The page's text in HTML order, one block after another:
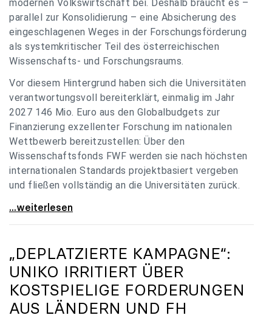
modernen Volkswirtschaft bei. Deshalb braucht es –
parallel zur Konsolidierung – eine Absicherung des
eingeschlagenen Weges in der Forschungsförderung
als systemkritischer Teil des österreichischen
Wissenschafts- und Forschungsraums.
Vor diesem Hintergrund haben sich die Universitäten
verantwortungsvoll bereiterklärt, einmalig im Jahr
2027 146 Mio. Euro aus den Globalbudgets zur
Finanzierung exzellenter Forschung im nationalen
Wettbewerb bereitzustellen: Über den
Wissenschaftsfonds FWF werden sie nach höchsten
internationalen Standards projektbasiert vergeben
und fließen vollständig an die Universitäten zurück.
Gemeinsam für einen starken Wissenschafts- und
...weiterlesen
„DEPLATZIERTE KAMPAGNE“:
UNIKO IRRITIERT ÜBER
KOSTSPIELIGE FORDERUNGEN
AUS LÄNDERN UND FH